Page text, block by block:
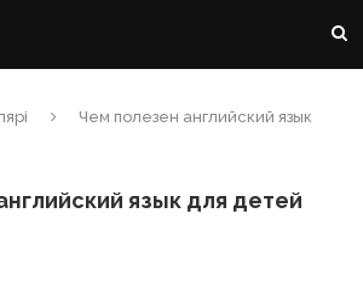
Чем полезен английский язык
язык для детей